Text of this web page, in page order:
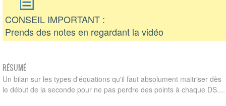
CONSEIL IMPORTANT :
Prends des notes en regardant la vidéo
RÉSUMÉ
Un bilan sur les types d'équations qu'il faut absolument maitriser dès
le début de la seconde pour ne pas perdre des points à chaque DS....